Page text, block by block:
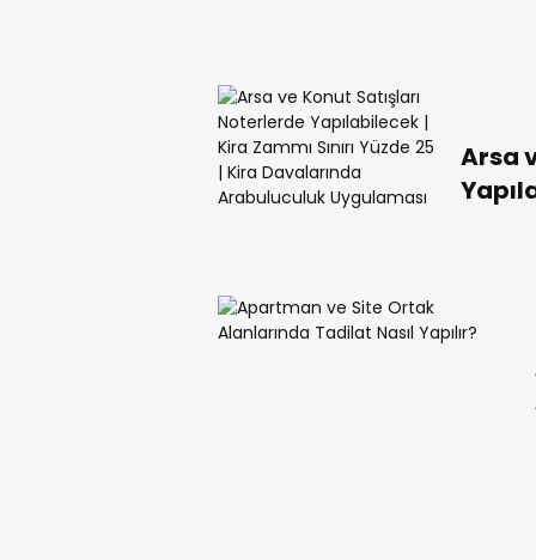
Arsa